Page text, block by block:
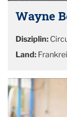
Wayne
Disziplin:
Land: